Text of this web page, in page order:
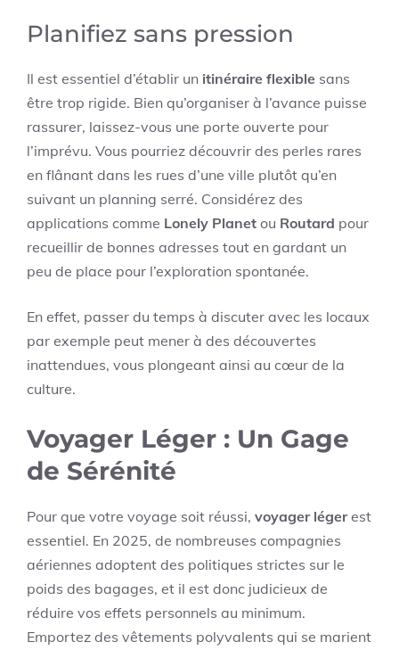
Planifiez sans pression
Il est essentiel d’établir un itinéraire flexible sans
être trop rigide. Bien qu’organiser à l’avance puisse
rassurer, laissez-vous une porte ouverte pour
l’imprévu. Vous pourriez découvrir des perles rares
en flânant dans les rues d’une ville plutôt qu’en
suivant un planning serré. Considérez des
applications comme Lonely Planet ou Routard pour
recueillir de bonnes adresses tout en gardant un
peu de place pour l’exploration spontanée.
En effet, passer du temps à discuter avec les locaux
par exemple peut mener à des découvertes
inattendues, vous plongeant ainsi au cœur de la
culture.
Voyager Léger : Un Gage
de Sérénité
Pour que votre voyage soit réussi, voyager légerest
essentiel. En 2025, de nombreuses compagnies
aériennes adoptent des politiques strictes sur le
poids des bagages, et il est donc judicieux de
réduire vos effets personnels au minimum.
Emportez des vêtements polyvalents qui se marient